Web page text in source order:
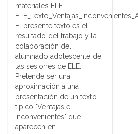
materiales ELE.
El presente texto es el
resultado del trabajo y la
colaboración del
alumnado adolescente de
las sesiones de ELE.
Pretende ser una
aproximación a una
presentación de un texto
típico "Ventajas e
inconvenientes" que
aparecen en…